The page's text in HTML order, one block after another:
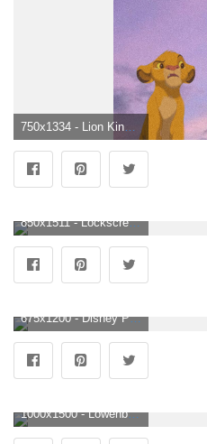
850x1511 - Lockscreen König Der Löwen, ästhetik Des Königs Der Löwen HD Handy Hintergrundbild. Löwen Hintergrundbild für Handy.
675x1200 - Disney Phone Wallpaper. Lion king drawings, Lion king picture, Cute disney wallpaper. Löwen Bild.
1000x1500 - Löwenbilder & Bilder. Laden Sie kostenlose Bilder und Stockfotos auf herunter. Löwen Hintergrundbild.